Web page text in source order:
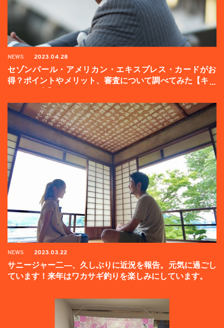
NEWS 2023.04.28
セゾンパール・アメリカン・エキスプレス・カードがお
得？ポイントやメリット、審査について調べてみた【キャ
NEWS 2023.03.22
サニージャー二―、久しぶりに近況を報告。元気に過ごし
ています！来年はワカサギ釣りを楽しみにしています。